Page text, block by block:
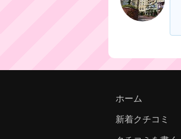
ホーム
新着クチコミ